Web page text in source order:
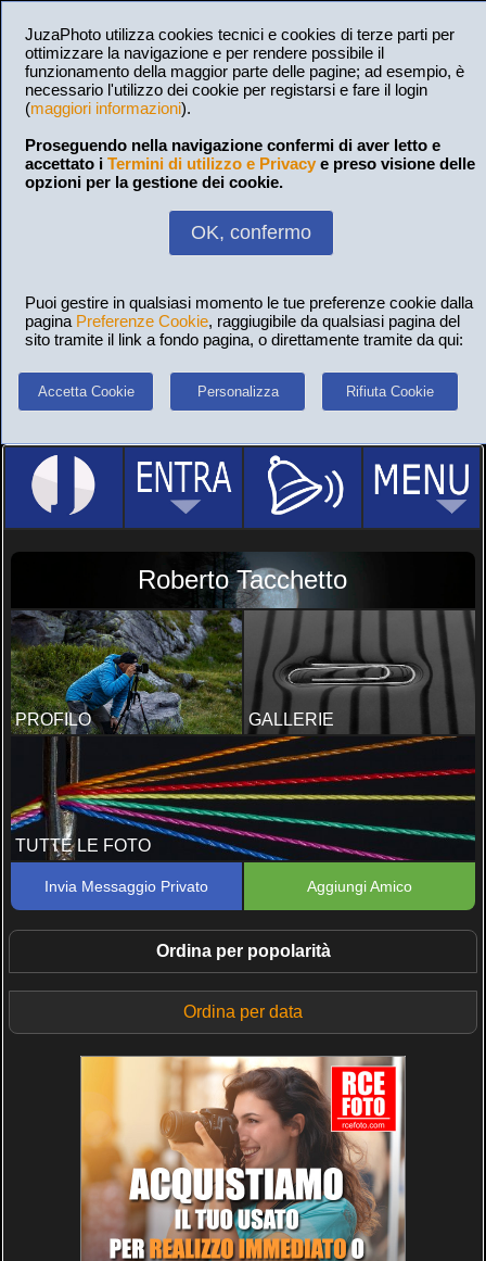
JuzaPhoto utilizza cookies tecnici e cookies di terze parti per
ottimizzare la navigazione e per rendere possibile il
funzionamento della maggior parte delle pagine; ad esempio, è
necessario l'utilizzo dei cookie per registarsi e fare il login
(maggiori informazioni).
Proseguendo nella navigazione confermi di aver letto e
accettato i Termini di utilizzo e Privacy e preso visione delle
opzioni per la gestione dei cookie.
OK, confermo
Puoi gestire in qualsiasi momento le tue preferenze cookie dalla
pagina Preferenze Cookie, raggiugibile da qualsiasi pagina del
sito tramite il link a fondo pagina, o direttamente tramite da qui:
Accetta Cookie Personalizza Rifiuta Cookie
Roberto Tacchetto
PROFILO GALLERIE
TUTTE LE FOTO
Invia Messaggio Privato Aggiungi Amico
Ordina per popolarità
Ordina per data